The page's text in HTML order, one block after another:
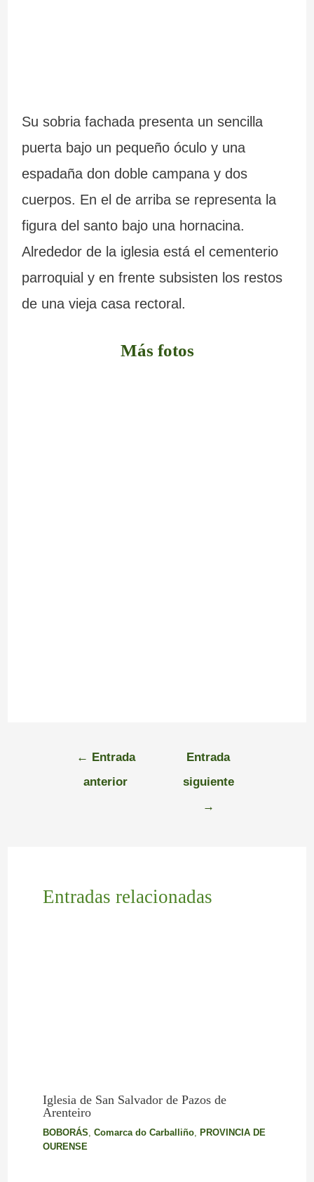
Su sobria fachada presenta un sencilla
puerta bajo un pequeño óculo y una
espadaña don doble campana y dos
cuerpos. En el de arriba se representa la
figura del santo bajo una hornacina.
Alrededor de la iglesia está el cementerio
parroquial y en frente subsisten los restos
de una vieja casa rectoral.
Más fotos
← Entrada
anterior
Entrada
siguiente
→
Entradas relacionadas
Iglesia de San Salvador de Pazos de
Arenteiro
BOBORÁS Comarca do Carballiño, PROVINCIA DE
OURENSE